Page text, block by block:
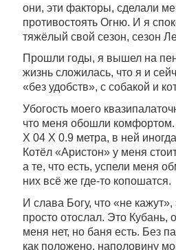
они, эти факторы, сделали
противостоять Огню. И я
тяжёлый свой сезон, сезон
Прошли годы, я вышел на
жизнь сложилась, что я и
«без удобств», с собакой и
Убогость моего
что меня обошли
Х 04 Х 0.9 метра, в ней
Котёл «Аристон» у меня
а те, что есть, успели меня
них всё же где-то копошатся.
И слава Богу, что «не
просто отослал. Это Кубань,
меня нет, но баня есть. Без
как положено, наполовину